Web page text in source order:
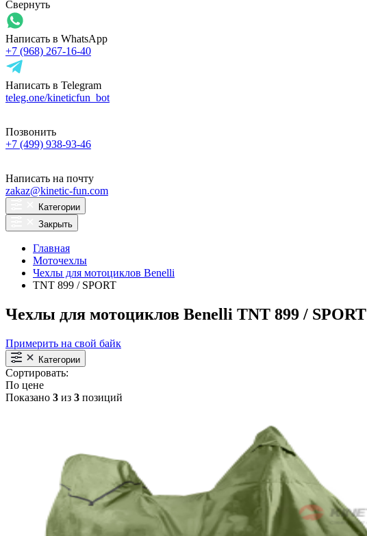
Свернуть
Написать в WhatsApp
+7 (968) 267-16-40
Написать в Telegram
teleg.one/kineticfun_bot
Позвонить
+7 (499) 938-93-46
Написать на почту
zakaz@kinetic-fun.com
Категории
Закрыть
Главная
Моточехлы
Чехлы для мотоциклов Benelli
TNT 899 / SPORT
Чехлы для мотоциклов Benelli TNT 899 / SPORT
Примерить на свой байк
Категории
Сортировать:
По цене
Показано 3 из 3 позиций